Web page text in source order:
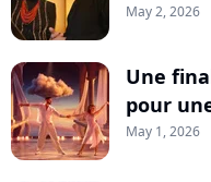
May 2, 2026
Une
pour
May 1, 2026